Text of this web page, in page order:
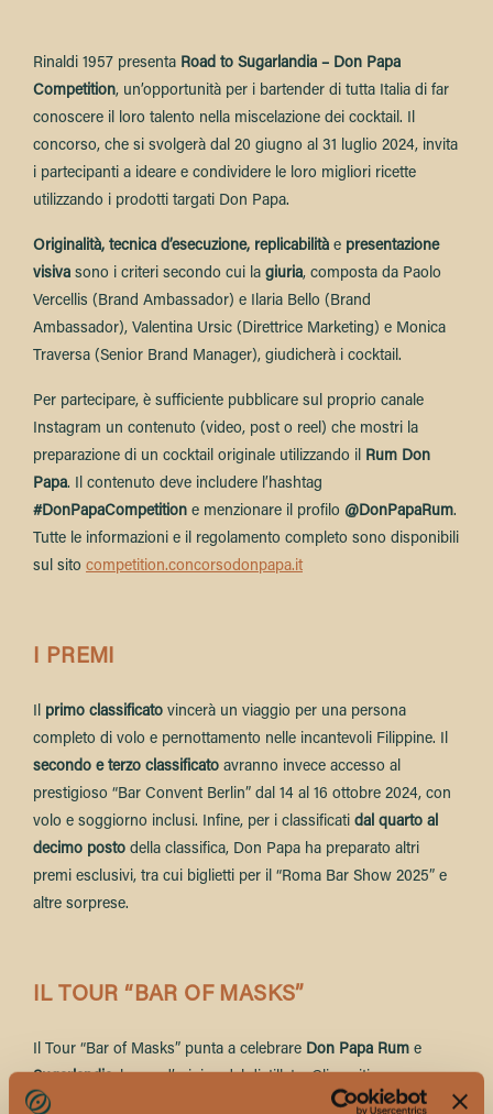
Rinaldi 1957 presenta Road to Sugarlandia – Don Papa
Competition, un’opportunità per i bartender di tutta Italia di far
conoscere il loro talento nella miscelazione dei cocktail. Il
concorso, che si svolgerà dal 20 giugno al 31 luglio 2024, invita
i partecipanti a ideare e condividere le loro migliori ricette
utilizzando i prodotti targati Don Papa.
Originalità, tecnica d’esecuzione, replicabilità e presentazione
visiva sono i criteri secondo cui la giuria, composta da Paolo
Vercellis (Brand Ambassador) e Ilaria Bello (Brand
Ambassador), Valentina Ursic (Direttrice Marketing) e Monica
Traversa (Senior Brand Manager), giudicherà i cocktail.
Per partecipare, è sufficiente pubblicare sul proprio canale
Instagram un contenuto (video, post o reel) che mostri la
preparazione di un cocktail originale utilizzando il
Rum Don
Papa. Il contenuto deve includere l’hashtag
#DonPapaCompetition e menzionare il profilo @DonPapaRum.
Tutte le informazioni e il regolamento completo sono disponibili
sul sito competition.concorsodonpapa.it
I PREMI
primo classificato vincerà un viaggio per una persona
completo di volo e pernottamento nelle incantevoli Filippine. Il
secondo e terzo classificato avranno invece accesso al
prestigioso “Bar Convent Berlin” dal 14 al 16 ottobre 2024, con
volo e soggiorno inclusi. Infine, per i classificati dal quarto al
decimo posto della classifica, Don Papa ha preparato altri
premi esclusivi, tra cui biglietti per il “Roma Bar Show 2025” e
altre sorprese.
IL TOUR “BAR OF MASKS”
Il Tour “Bar of Masks” punta a celebrare Don Papa Rum e
Sugarlandia, luogo d’origine del distillato. Gli ospiti saranno
trasportati in un mondo di aromi esotici e sapori intensi, per